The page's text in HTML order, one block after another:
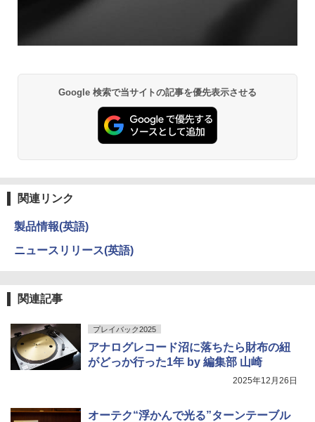
Google 検索で当サイトの記事を優先表示させる
関連リンク
製品情報(英語)
ニュースリリース(英語)
関連記事
プレイバック2025
アナログレコード沼に落ちたら財布の紐
がどっか行った1年 by 編集部 山崎
2025年12月26日
オーテク“浮かんで光る”ターンテーブル